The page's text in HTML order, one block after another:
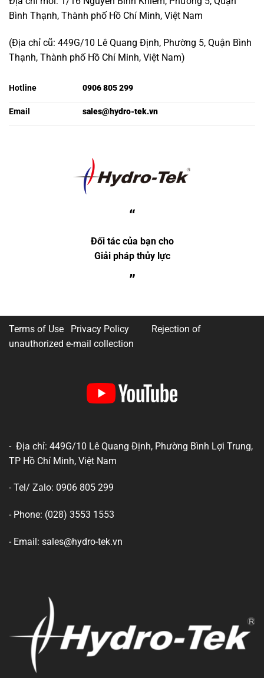
Bình Thạnh, Thành phố Hồ Chí Minh, Việt Nam
(Địa chỉ cũ: 449G/10 Lê Quang Định, Phường 5, Quận Bình
Thạnh, Thành phố Hồ Chí Minh, Việt Nam)
Hotline 0906 805 299
Email sales@hydro-tek.vn
“
Đối tác của bạn cho
Giải pháp thủy lực
”
Terms of Use Privacy Policy
Rejection of
unauthorized e-mail collection
- Địa chỉ: 449G/10 Lê Quang Định, Phường Bình Lợi Trung,
TP Hồ Chí Minh, Việt Nam
- Tel/ Zalo: 0906 805 299
- Phone: (028) 3553 1553
- Email: sales@hydro-tek.vn